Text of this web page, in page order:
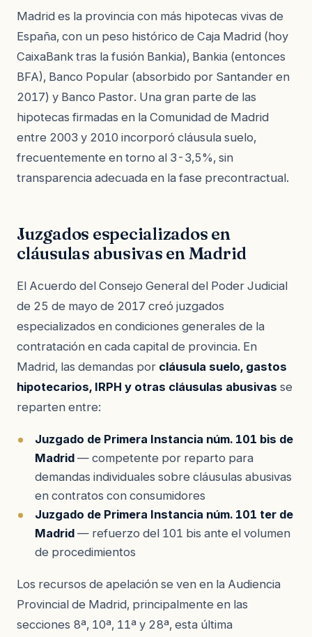
Madrid es la provincia con más hipotecas vivas de
España, con un peso histórico de Caja Madrid (hoy
CaixaBank tras la fusión Bankia), Bankia (entonces
BFA), Banco Popular (absorbido por Santander en
2017) y Banco Pastor. Una gran parte de las
hipotecas firmadas en la Comunidad de Madrid
entre 2003 y 2010 incorporó cláusula suelo,
frecuentemente en torno al 3-3,5%, sin
transparencia adecuada en la fase precontractual.
Juzgados especializados en
cláusulas abusivas en Madrid
El Acuerdo del Consejo General del Poder Judicial
de 25 de mayo de 2017 creó juzgados
especializados en condiciones generales de la
contratación en cada capital de provincia. En
Madrid, las demandas por cláusula suelo, gastos
hipotecarios, IRPH y otras cláusulas abusivas se
reparten entre:
Juzgado de Primera Instancia núm. 101 bis de
Madrid — competente por reparto para
demandas individuales sobre cláusulas abusivas
en contratos con consumidores
Juzgado de Primera Instancia núm. 101 ter de
Madrid — refuerzo del 101 bis ante el volumen
de procedimientos
Los recursos de apelación se ven en la Audiencia
Provincial de Madrid, principalmente en las
secciones 8ª, 10ª, 11ª y 28ª, esta última